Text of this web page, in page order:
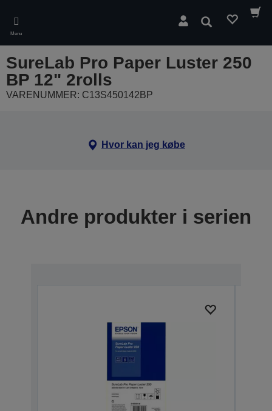
main
content
Menu
Søg
SureLab Pro Paper Luster 250
BP 12" 2rolls
VARENUMMER: C13S450142BP
Hvor kan jeg købe
Andre produkter i serien